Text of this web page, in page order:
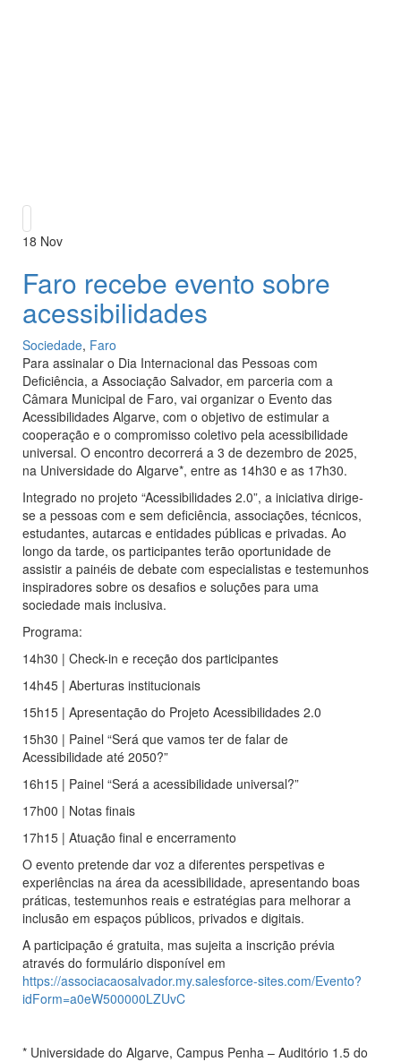
18 Nov
Faro recebe evento sobre
acessibilidades
Sociedade, Faro
Para assinalar o Dia Internacional das Pessoas com
Deficiência, a Associação Salvador, em parceria com a
Câmara Municipal de Faro, vai organizar o Evento das
Acessibilidades Algarve, com o objetivo de estimular a
cooperação e o compromisso coletivo pela acessibilidade
universal. O encontro decorrerá a 3 de dezembro de 2025,
na Universidade do Algarve*, entre as 14h30 e as 17h30.
Integrado no projeto “Acessibilidades 2.0”, a iniciativa dirige-
se a pessoas com e sem deficiência, associações, técnicos,
estudantes, autarcas e entidades públicas e privadas. Ao
longo da tarde, os participantes terão oportunidade de
assistir a painéis de debate com especialistas e testemunhos
inspiradores sobre os desafios e soluções para uma
sociedade mais inclusiva.
Programa:
14h30 | Check-in e receção dos participantes
14h45 | Aberturas institucionais
15h15 | Apresentação do Projeto Acessibilidades 2.0
15h30 | Painel “Será que vamos ter de falar de
Acessibilidade até 2050?”
16h15 | Painel “Será a acessibilidade universal?”
17h00 | Notas finais
17h15 | Atuação final e encerramento
O evento pretende dar voz a diferentes perspetivas e
experiências na área da acessibilidade, apresentando boas
práticas, testemunhos reais e estratégias para melhorar a
inclusão em espaços públicos, privados e digitais.
A participação é gratuita, mas sujeita a inscrição prévia
através do formulário disponível em
https://associacaosalvador.my.salesforce-sites.com/Evento?
idForm=a0eW500000LZUvC
* Universidade do Algarve, Campus Penha – Auditório 1.5 do